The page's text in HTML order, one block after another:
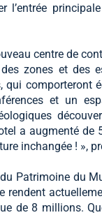
l’entrée
centre de
zones et des
qui comporteront
et un
a augmenté de
inchangée ! »,
Patrimoine du
rendent
de 8 millions.